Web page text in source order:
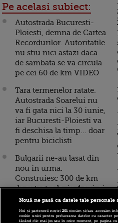
Pe acelasi subiect:
Autostrada Bucuresti-
Ploiesti, demna de Cartea
Recordurilor. Autoritatile
nu stiu nici astazi daca
de sambata se va circula
pe cei 60 de km VIDEO
Tara termenelor ratate.
Autostrada Soarelui nu
va fi gata nici la 30 iunie,
iar Bucuresti-Ploiesti va
fi deschisa la timp… doar
pentru biciclisti
Bulgarii ne-au lasat din
nou in urma.
Construiesc 300 de km
de autostrada, in 4 ani, si
cu bani de la altii VIDEO
Premierul: “Trebuie sa
Nouă ne pasă ca datele tale
Noi și partenerii noștri201stocăm și/sau accesăm
cookie unici pentru prelucrarea datelor cu caracter
făcând clic mai jos sau în orice moment, pe pagina